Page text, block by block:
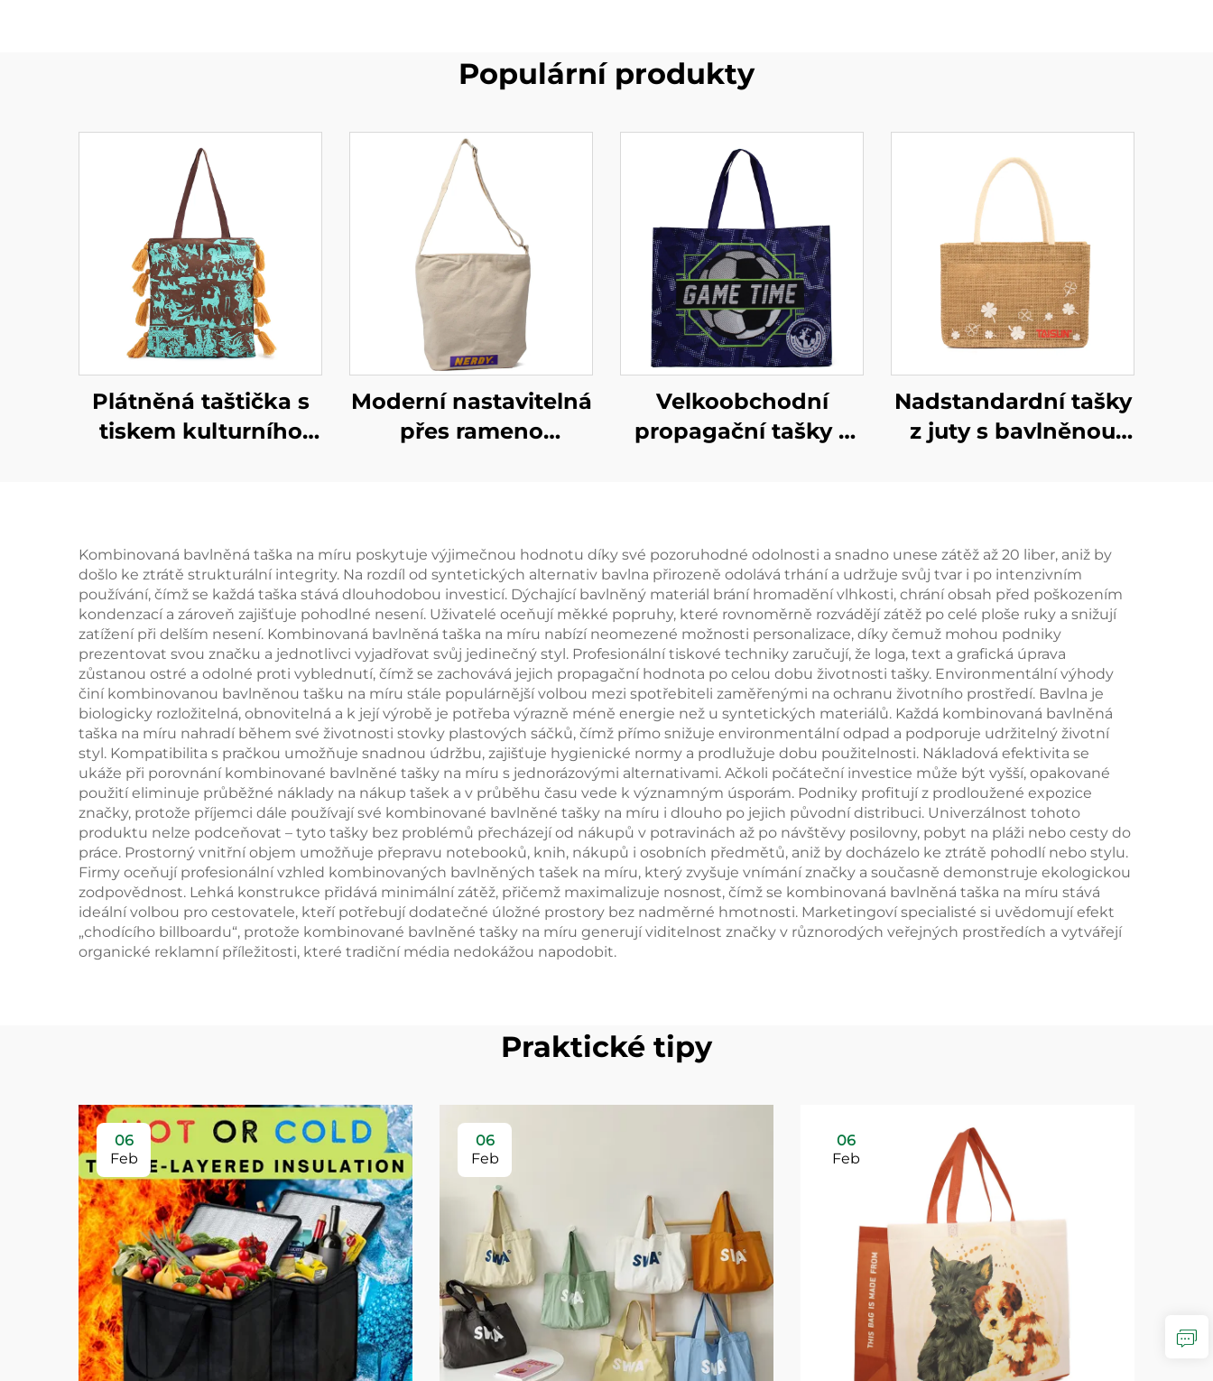
Populární produkty
Plátněná taštička s
tiskem kulturního
historii
Moderní nastavitelná
přes rameno
barvy pro uliční styl
Velkoobchodní
propagační tašky z
firemní události
Nadstandardní tašky
z juty s bavlněnou
balíček,
znovupoužitelné,
ideální pro piknik,
kempink, pláž a
outdoorové aktivity
Kombinovaná bavlněná taška na míru poskytuje výjimečnou hodnotu díky své pozoruhodné odolnosti a snadno unese zátěž až 20 liber, aniž by
došlo ke ztrátě strukturální integrity. Na rozdíl od syntetických alternativ bavlna přirozeně odolává trhání a udržuje svůj tvar i po intenzivním
používání, čímž se každá taška stává dlouhodobou investicí. Dýchající bavlněný materiál brání hromadění vlhkosti, chrání obsah před poškozením
kondenzací a zároveň zajišťuje pohodlné nesení. Uživatelé oceňují měkké popruhy, které rovnoměrně rozvádějí zátěž po celé ploše ruky a snižují
zatížení při delším nesení. Kombinovaná bavlněná taška na míru nabízí neomezené možnosti personalizace, díky čemuž mohou podniky
prezentovat svou značku a jednotlivci vyjadřovat svůj jedinečný styl. Profesionální tiskové techniky zaručují, že loga, text a grafická úprava
zůstanou ostré a odolné proti vyblednutí, čímž se zachovává jejich propagační hodnota po celou dobu životnosti tašky. Environmentální výhody
činí kombinovanou bavlněnou tašku na míru stále populárnější volbou mezi spotřebiteli zaměřenými na ochranu životního prostředí. Bavlna je
biologicky rozložitelná, obnovitelná a k její výrobě je potřeba výrazně méně energie než u syntetických materiálů. Každá kombinovaná bavlněná
taška na míru nahradí během své životnosti stovky plastových sáčků, čímž přímo snižuje environmentální odpad a podporuje udržitelný životní
styl. Kompatibilita s pračkou umožňuje snadnou údržbu, zajišťuje hygienické normy a prodlužuje dobu použitelnosti. Nákladová efektivita se
ukáže při porovnání kombinované bavlněné tašky na míru s jednorázovými alternativami. Ačkoli počáteční investice může být vyšší, opakované
použití eliminuje průběžné náklady na nákup tašek a v průběhu času vede k významným úsporám. Podniky profitují z prodloužené expozice
značky, protože příjemci dále používají své kombinované bavlněné tašky na míru i dlouho po jejich původní distribuci. Univerzálnost tohoto
produktu nelze podceňovat – tyto tašky bez problémů přecházejí od nákupů v potravinách až po návštěvy posilovny, pobyt na pláži nebo cesty do
práce. Prostorný vnitřní objem umožňuje přepravu notebooků, knih, nákupů i osobních předmětů, aniž by docházelo ke ztrátě pohodlí nebo stylu.
Firmy oceňují profesionální vzhled kombinovaných bavlněných tašek na míru, který zvyšuje vnímání značky a současně demonstruje ekologickou
zodpovědnost. Lehká konstrukce přidává minimální zátěž, přičemž maximalizuje nosnost, čímž se kombinovaná bavlněná taška na míru stává
ideální volbou pro cestovatele, kteří potřebují dodatečné úložné prostory bez nadměrné hmotnosti. Marketingoví specialisté si uvědomují efekt
„chodícího billboardu“, protože kombinované bavlněné tašky na míru generují viditelnost značky v různorodých veřejných prostředích a vytvářejí
organické reklamní příležitosti, které tradiční média nedokážou napodobit.
Praktické tipy
06
Feb
06
Feb
06
Feb